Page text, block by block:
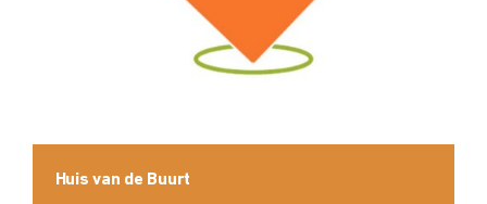
Huis van de Buurt